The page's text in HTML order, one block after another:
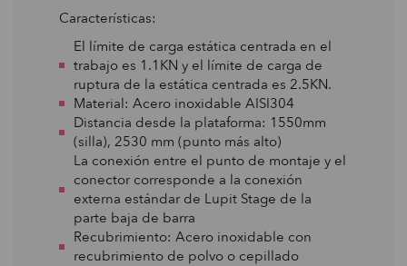
Características:
El límite de carga estática centrada en el
trabajo es 1.1KN y el límite de carga de
ruptura de la estática centrada es 2.5KN.
Material: Acero inoxidable AISI304
Distancia desde la plataforma: 1550mm
(silla), 2530 mm (punto más alto)
La conexión entre el punto de montaje y el
conector corresponde a la conexión
externa estándar de Lupit Stage de la
parte baja de barra
Recubrimiento: Acero inoxidable con
recubrimiento de polvo o cepillado